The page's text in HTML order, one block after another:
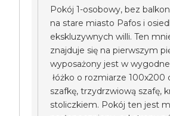
Pokój 1-osobowy, bez
na stare miasto Pafos i
ekskluzywnych willi. Ten
znajduje się na pierwszym
wyposażony jest w
łóżko o rozmiarze 100x200
szafkę, trzydrzwiową szafę,
stoliczkiem. Pokój ten jest